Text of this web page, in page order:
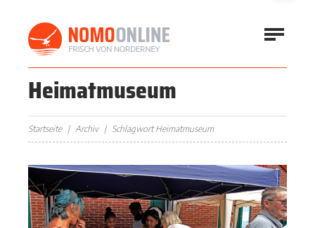
Heimatmuseum
Startseite Archiv Schlagwort Heimatmuseum